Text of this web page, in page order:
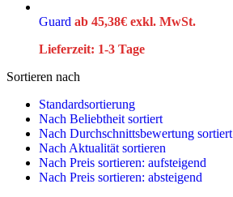
Guard ab 45,38€ exkl. MwSt.
Lieferzeit: 1-3 Tage
Sortieren nach
Standardsortierung
Nach Beliebtheit sortiert
Nach Durchschnittsbewertung sortiert
Nach Aktualität sortieren
Nach Preis sortieren: aufsteigend
Nach Preis sortieren: absteigend